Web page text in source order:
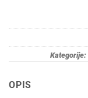
Kategorije:
OPIS